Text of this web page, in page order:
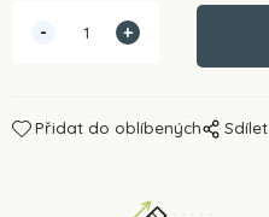
Přidat do oblíbených Sdílet